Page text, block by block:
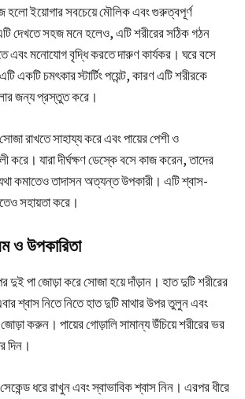
হলো ইয়োগার সবচেয়ে মৌলিক এবং গুরুত্বপূর্ণ
সহজ মনে হলেও, এটি শরীরের সঠিক গঠন
মনোযোগ বৃদ্ধি করতে দারুণ কার্যকর। ঘরে বসে
একটি চমৎকার স্টার্টিং পয়েন্ট, কারণ এটি শরীরকে
জন্য প্রস্তুত করে।
রাখতে সাহায্য করে এবং পায়ের পেশী ও
করে। যারা দীর্ঘক্ষণ ডেস্কে বসে কাজ করেন, তাদের
কমাতেও তাদাসন অত্যন্ত উপকারী। এটি শ্বাস-
সহায়তা করে।
ও উপকারিতা
দুই পা জোড়া করে সোজা হয়ে দাঁড়ান। হাত দুটি শরীরের
শ্বাস নিতে নিতে হাত দুটি মাথার উপর তুলুন এবং
করুন। পায়ের গোড়ালি সামান্য উঁচিয়ে শরীরের ভর
দিন।
ধরে রাখুন এবং স্বাভাবিক শ্বাস নিন। এরপর ধীরে